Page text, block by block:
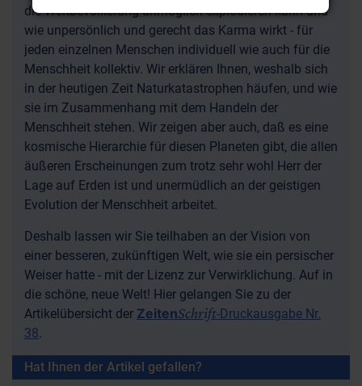
die Weltbevölkerung unmöglich explodieren kann und
wie unpersönlich und gerecht das Karma wirkt - für
jeden einzelnen Menschen individuell wie auch für die
Menschheit kollektiv. Wir erklären Ihnen, weshalb sich
in der heutigen Zeit Naturkatastrophen häufen, und wie
sie im Zusammenhang mit dem Handeln der
Menschheit stehen. Wir zeigen aber auch, daß es eine
kosmische Hierarchie für diesen Planeten gibt, die allen
äußeren Erscheinungen zum trotz sehr wohl Herr der
Lage auf Erden ist und unermüdlich an der geistigen
Evolution der Menschheit arbeitet.
Deshalb lassen wir Sie teilhaben an der Vision von
einer besseren, zukünftigen Welt, wie sie ein persischer
Weiser hatte - mit der Lizenz zur Verwirklichung. Auf in
die schöne, neue Welt! Hier gelangen Sie zu der
Artikelübersicht der ZeitenSchrift-Druckausgabe Nr.
38.
Hat Ihnen der Artikel gefallen?